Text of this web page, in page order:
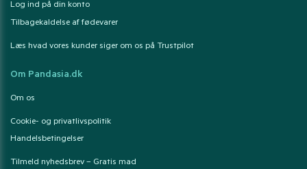
Log ind på din konto
Tilbagekaldelse af fødevarer
Læs hvad vores kunder siger om os på Trustpilot
Om Pandasia.dk
Om os
Cookie- og privatlivspolitik
Handelsbetingelser
Tilmeld nyhedsbrev – Gratis mad